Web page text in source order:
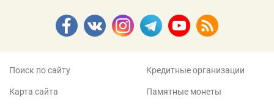
Поиск по сайту
Карта сайта
Кредитные организации
Памятные монеты